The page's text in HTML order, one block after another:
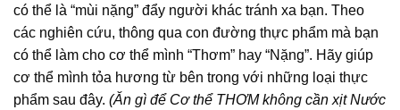
có thể là “mùi nặng” đẩy người khác tránh xa bạn. Theo
các nghiên cứu, thông qua con đường thực phẩm mà bạn
có thể làm cho cơ thể mình “Thơm” hay “Nặng”. Hãy giúp
cơ thể mình tỏa hương từ bên trong với những loại thực
phẩm sau đây. (Ăn gì để Cơ thể THƠM không cần xịt Nước